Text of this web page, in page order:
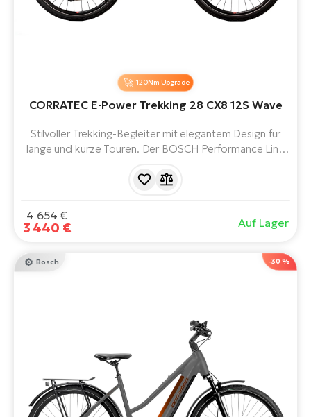
120Nm Upgrade
CORRATEC E-Power Trekking 28 CX8 12S Wave
Stilvoller Trekking-Begleiter mit elegantem Design für
lange und kurze Touren. Der BOSCH Performance Line
Wh-Akku, die Federgabel, die 28-Zoll-Laufräder und die
4 654 €
3 440 € Auf Lager
-30 %
Bosch